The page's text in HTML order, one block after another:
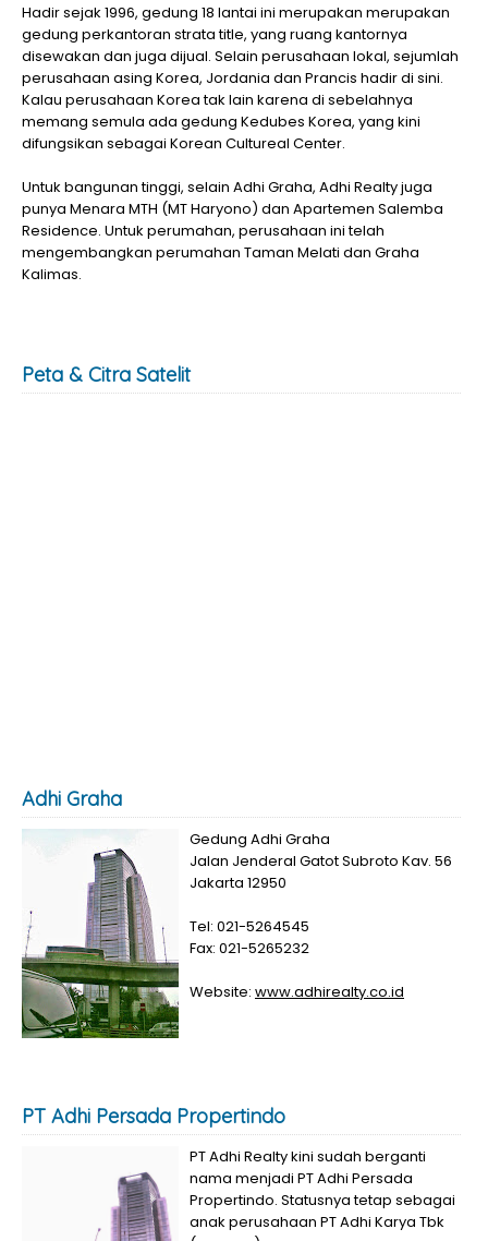
Hadir sejak 1996, gedung 18 lantai ini merupakan merupakan
gedung perkantoran strata title, yang ruang kantornya
disewakan dan juga dijual. Selain perusahaan lokal, sejumlah
perusahaan asing Korea, Jordania dan Prancis hadir di sini.
Kalau perusahaan Korea tak lain karena di sebelahnya
memang semula ada gedung Kedubes Korea, yang kini
difungsikan sebagai Korean Cultureal Center.
Untuk bangunan tinggi, selain Adhi Graha, Adhi Realty juga
punya Menara MTH (MT Haryono) dan Apartemen Salemba
Residence. Untuk perumahan, perusahaan ini telah
mengembangkan perumahan Taman Melati dan Graha
Kalimas.
Peta & Citra Satelit
Adhi Graha
Gedung Adhi Graha
Jalan Jenderal Gatot Subroto Kav. 56
Jakarta 12950
Tel: 021-5264545
Fax: 021-5265232
Website: www.adhirealty.co.id
PT Adhi Persada Propertindo
PT Adhi Realty kini sudah berganti
nama menjadi PT Adhi Persada
Propertindo. Statusnya tetap sebagai
anak perusahaan PT Adhi Karya Tbk